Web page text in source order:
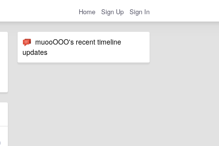
Home Sign Up Sign In
muooOOO's recent timeline
updates